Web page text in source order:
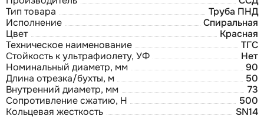
Тип товара
Труба ПНД
Исполнение
Спиральная
Цвет
Красная
Техническое наименование
ТГС
Стойкость к ультрафиолету, УФ
Нет
Номинальный диаметр, мм
90
Длина отрезка/бухты, м
50
Внутренний диаметр, мм
73
Сопротивление сжатию, Н
500
Кольцевая жесткость
SN14